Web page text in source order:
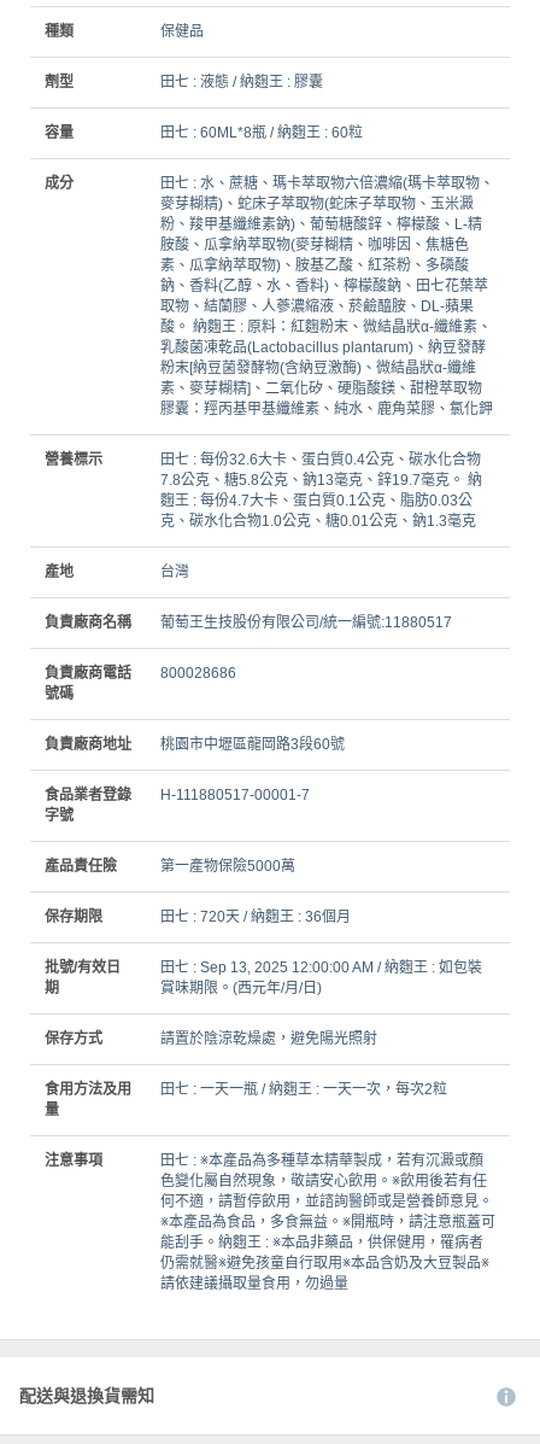
種類 保健品
劑型 田七 : 液態 / 納麴王 : 膠囊
容量 田七 : 60ML*8瓶 / 納麴王 : 60粒
成分
田七 : 水、蔗糖、瑪卡萃取物六倍濃縮(瑪卡萃取物、
麥芽糊精)、蛇床子萃取物(蛇床子萃取物、玉米澱
粉、羧甲基纖維素鈉)、葡萄糖酸鋅、檸檬酸、L-精
胺酸、瓜拿納萃取物(麥芽糊精、咖啡因、焦糖色
素、瓜拿納萃取物)、胺基乙酸、紅茶粉、多磷酸
鈉、香料(乙醇、水、香料)、檸檬酸鈉、田七花葉萃
取物、結蘭膠、人蔘濃縮液、菸鹼醯胺、DL-蘋果
酸。 納麴王 : 原料：紅麴粉末、微結晶狀α-纖維素、
乳酸菌凍乾品(Lactobacillus plantarum)、納豆發酵
粉末[納豆菌發酵物(含納豆激酶)、微結晶狀α-纖維
素、麥芽糊精]、二氧化矽、硬脂酸鎂、甜橙萃取物
膠囊：羥丙基甲基纖維素、純水、鹿角菜膠、氯化鉀
營養標示
田七 : 每份32.6大卡、蛋白質0.4公克、碳水化合物
7.8公克、糖5.8公克、鈉13毫克、鋅19.7毫克。 納
麴王 : 每份4.7大卡、蛋白質0.1公克、脂肪0.03公
克、碳水化合物1.0公克、糖0.01公克、鈉1.3毫克
產地 台灣
負責廠商名稱 葡萄王生技股份有限公司/統一編號:11880517
負責廠商電話
號碼
800028686
負責廠商地址 桃園市中壢區龍岡路3段60號
食品業者登錄
字號
H-111880517-00001-7
產品責任險 第一產物保險5000萬
保存期限 田七 : 720天 / 納麴王 : 36個月
批號/有效日
期
田七 : Sep 13, 2025 12:00:00 AM / 納麴王 : 如包裝
賞味期限。(西元年/月/日)
保存方式 請置於陰涼乾燥處，避免陽光照射
食用方法及用
量
田七 : 一天一瓶 / 納麴王 : 一天一次，每次2粒
注意事項
田七 : ※本產品為多種草本精華製成，若有沉澱或顏
色變化屬自然現象，敬請安心飲用。※飲用後若有任
何不適，請暫停飲用，並諮詢醫師或是營養師意見。
※本產品為食品，多食無益。※開瓶時，請注意瓶蓋可
能刮手。納麴王 : ※本品非藥品，供保健用，罹病者
仍需就醫※避免孩童自行取用※本品含奶及大豆製品※
請依建議攝取量食用，勿過量
配送與退換貨需知